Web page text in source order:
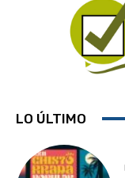
LO ÚLTIMO